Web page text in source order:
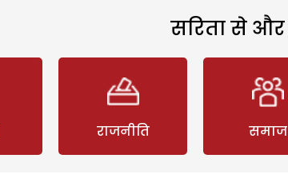
सरिता से और
राजनीति समाज